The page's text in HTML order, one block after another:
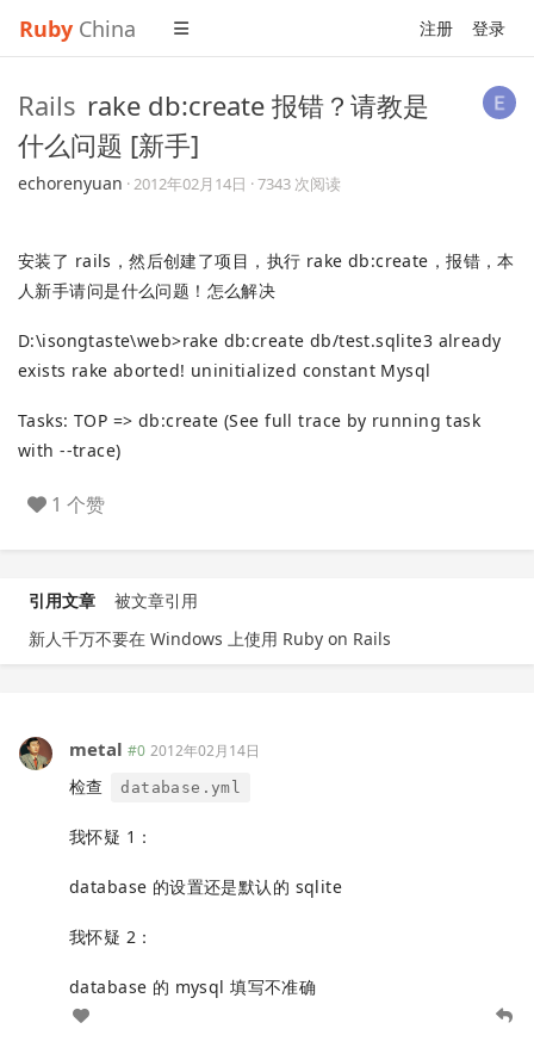
Ruby China 注册 登录
Rails rake db:create 报错？请教是
什么问题 [新手]
echorenyuan ·2012年02月14日 · 7343 次阅读
安装了 rails，然后创建了项目，执行 rake db:create，报错，本
人新手请问是什么问题！怎么解决
D:\isongtaste\web>rake db:create db/test.sqlite3 already
exists rake aborted! uninitialized constant Mysql
Tasks: TOP => db:create (See full trace by running task
with --trace)
1 个赞
引用文章
被文章引用
新人千万不要在 Windows 上使用 Ruby on Rails
metal #0 2012年02月14日
检查 database.yml
我怀疑 1：
database 的设置还是默认的 sqlite
我怀疑 2：
database 的 mysql 填写不准确